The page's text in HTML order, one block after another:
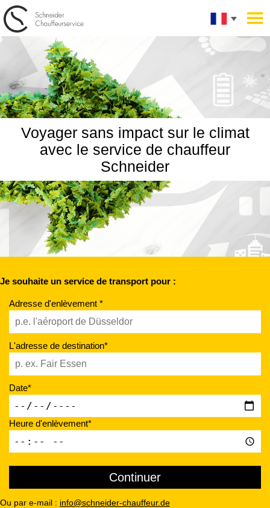
Voyager sans impact sur le climat
avec le service de chauffeur
Schneider
Je souhaite un service de transport pour :
Adresse d'enlèvement *
L'adresse de destination*
Date*
Heure d'enlèvement*
Ou par e-mail : info@schneider-chauffeur.de